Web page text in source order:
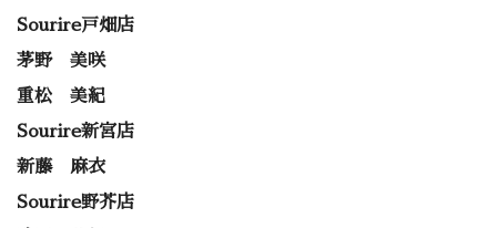
Sourire戸畑店
茅野 美咲
重松 美紀
Sourire新宮店
新藤 麻衣
Sourire野芥店